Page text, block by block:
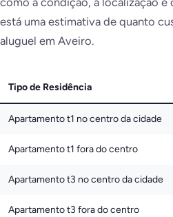
está uma estimativa de quanto
aluguel em Aveiro.
Tipo de Residência
Apartamento t1 no centro da cidade
Apartamento t1 fora do centro
Apartamento t3 no centro da cidade
Apartamento t3 fora do centro